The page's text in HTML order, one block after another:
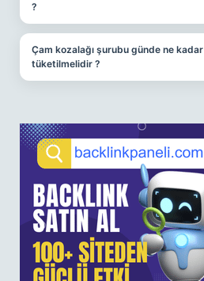
?
Çam kozalağı şurubu günde ne kadar
tüketilmelidir ?